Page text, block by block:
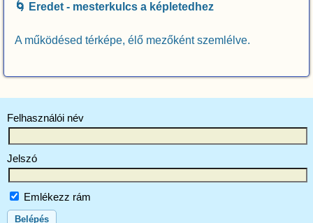
🌀 Eredet - mesterkulcs a képletedhez
A működésed térképe, élő mezőként szemlélve.
Felhasználói név
Jelszó
Emlékezz rám